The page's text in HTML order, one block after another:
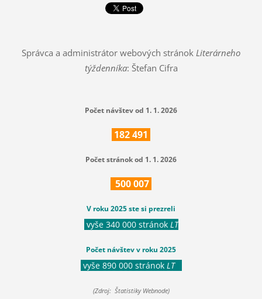
Správca a administrátor webových stránok Literárneho
týždenníka: Štefan Cifra
Počet návštev od 1. 1. 2026
182491
Počet stránok od 1. 1. 2026
500007
V roku 2025 ste si prezreli
vyše 340 000 stránok LT
Počet návštev v roku 2025
vyše 890 000 stránok LT
(Zdroj: Štatistiky Webnode)